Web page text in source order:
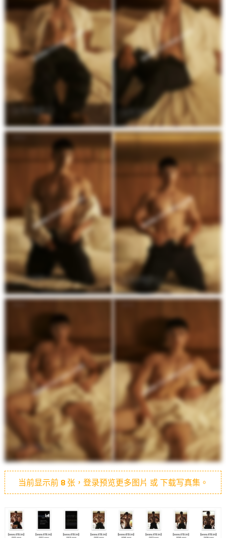
当前显示前 8张，登录预览更多图片 或 下载写真集。